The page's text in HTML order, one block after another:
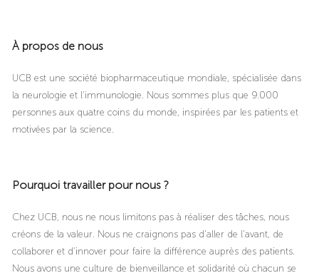
À propos de nous
UCB est une société biopharmaceutique mondiale, spécialisée dans
la neurologie et l'immunologie. Nous sommes plus que 9.000
personnes aux quatre coins du monde, inspirées par les patients et
motivées par la science.
Pourquoi travailler pour nous ?
Chez UCB, nous ne nous limitons pas à réaliser des tâches, nous
créons de la valeur. Nous ne craignons pas d'aller de l'avant, de
collaborer et d'innover pour faire la différence auprès des patients.
Nous avons une culture de bienveillance et solidarité où chacun se